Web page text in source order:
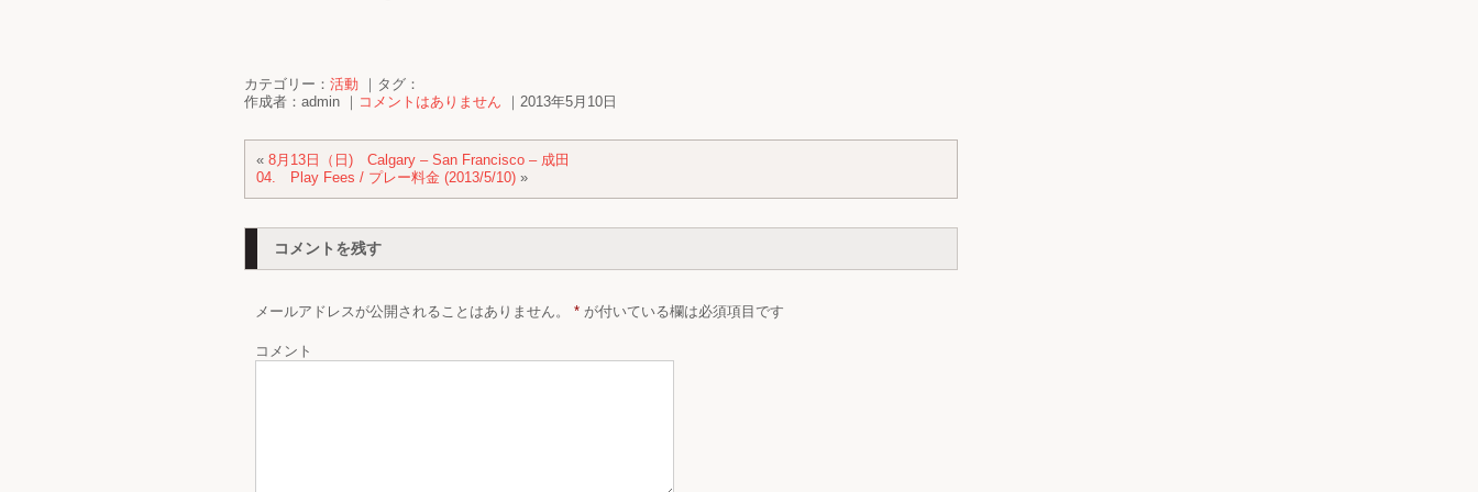
カテゴリー： 活動 ｜タグ：
作成者：admin ｜ コメントはありません ｜2013年5月10日
« 8月13日（日) Calgary – San Francisco – 成田
04. Play Fees / プレー料金 (2013/5/10) »
コメントを残す
メールアドレスが公開されることはありません。 * が付いている欄は必須項目です
コメント